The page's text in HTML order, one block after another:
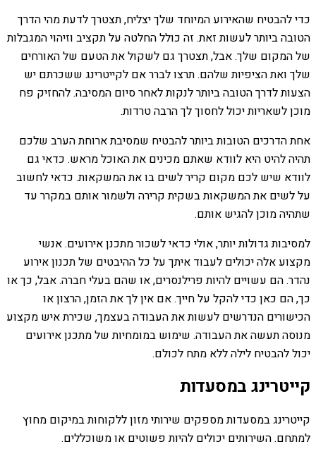
כדי להבטיח שהאירוע המיוחד שלך יצליח, תצטרך לדעת מהי הדרך
הטובה ביותר לעשות זאת. זה כולל החלטה על תקציב וזיהוי המגבלות
של המקום שלך. אבל, תצטרך גם לשקול את הטעם של האורחים
שלך ואת הציפיות שלהם. תרצו לברר אם לקייטרינג ששכרתם יש
הצעות לדרך הטובה ביותר לנקות לאחר סיום המסיבה. להחזיק פח
מוכן לשאריות יכול לחסוך לך הרבה טרדות.
אחת הדרכים הטובות ביותר להבטיח שמסיבת ארוחת הערב שלכם
תהיה להיט היא לוודא שאתם מכינים את האוכל מראש. כדאי גם
לוודא שיש לכם מקום קריר לשים בו את המשקאות. כדאי לחשוב
על לשים את המשקאות בשקית קרירה ולשמור אותם במקרר עד
שתהיה מוכן להגיש אותם.
למסיבות גדולות יותר, אולי כדאי לשכור מתכנן אירועים. אנשי
מקצוע אלה יכולים לעבוד איתך על כל ההיבטים של תכנון אירוע
נהדר. הם עשויים להיות פרילנסרים, או שהם בעלי חברה. אבל, כך או
כך, הם כאן כדי להקל על חייך. אם אין לך את הזמן, הרצון או
הכישורים הנדרשים לעשות את העבודה בעצמך, שכירת איש מקצוע
מנוסה תעשה את העבודה. שימוש במומחיות של מתכנן אירועים
יכול להבטיח לילה ללא מתח לכולם.
קייטרינג במסעדות
קייטרינג במסעדות מספקים שירותי מזון ללקוחות במיקום מחוץ
למתחם. השירותים יכולים להיות פשוטים או משוכללים.